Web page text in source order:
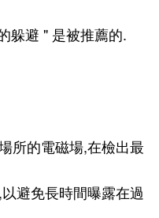
躲避 " 是被推薦的.
所的電磁場,在檢出最
避免長時間曝露在過